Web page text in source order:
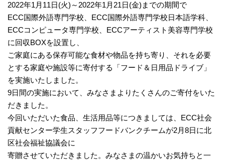
2022年1月11日(火)～2022年1月21日(金)までの期間で
ECC国際外語専門学校、ECC国際外語専門学校日本語学科、
ECCコンピュータ専門学校、ECCアーティスト美容専門学校
に回収BOXを設置し、
ご家庭にある保存可能な食材や物品を持ち寄り、それを必要
とする家庭や施設等に寄付する「フード＆日用品ドライブ」
を実施いたしました。
9日間の実施において、みなさまよりたくさんのご寄付をいた
だきました。
今回いただいた食品、生活用品等につきましては、ECC社会
貢献センター学生スタッフフードバンクチームが2月8日に北
区社会福祉協議会に
寄贈させていただきました。みなさまの温かいお気持ちと一